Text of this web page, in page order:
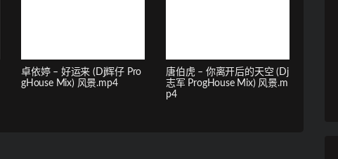
卓依婷 – 好运来 (Dj辉仔 Pro
gHouse Mix) 风景.mp4
唐伯虎 – 你离开后的天空 (Dj
志军 ProgHouse Mix) 风景.m
p4